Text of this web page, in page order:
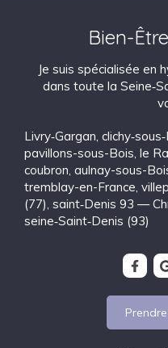
Bien-
Je suis spécialisée en
dans toute la
Livry‑Gargan,
pavillons-sous-Bois, le
coubron, aulnay-sous-
tremblay-en-France,
(77), saint‑Denis 93 —
seine‑Saint‑Denis (93)